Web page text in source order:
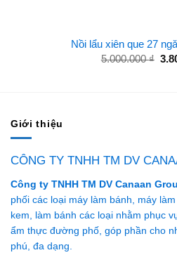
Nồi lẩu xiên que 27
5.000.000₫ Giá
Giới thiệu
CÔNG TY TNHH TM DV
Công ty TNHH TM DV Canaan
phối các loại máy làm bánh, máy
kem, làm bánh các loại nhằm phục
ẩm thực đường phố, góp phần cho
phú, đa dạng.